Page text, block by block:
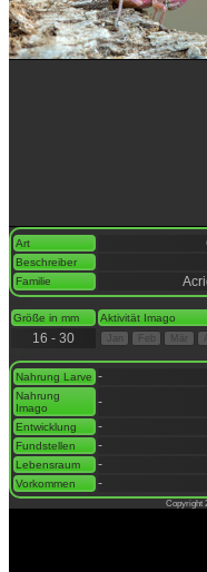
Art
Beschreiber
Familie
Größe in mm Aktivität Imago
16 - 30
Nahrung Larve -
Nahrung
Imago
-
Entwicklung -
Fundstellen -
Lebensraum -
Vorkommen -
Copyright